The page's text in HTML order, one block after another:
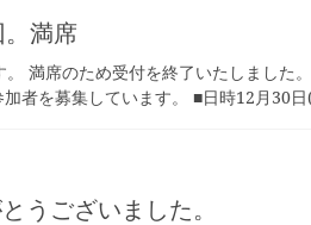
。満席
満席のため受付を終了いたしました
者を募集しています。 ■日時12月30
うございました。